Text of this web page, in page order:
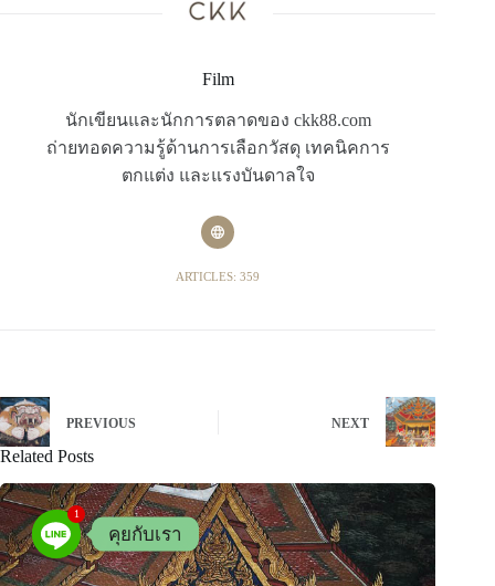
Film
นักเขียนและนักการตลาดของ ckk88.com
ถ่ายทอดความรู้ด้านการเลือกวัสดุ เทคนิคการ
ตกแต่ง และแรงบันดาลใจ
ARTICLES: 359
PREVIOUS NEXT
Related Posts
1
คุยกับเรา